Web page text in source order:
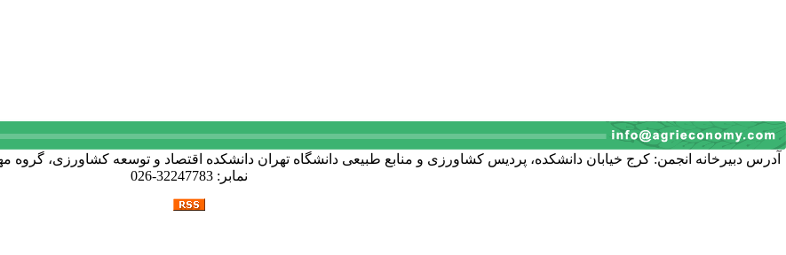
نمابر: 32247783-026